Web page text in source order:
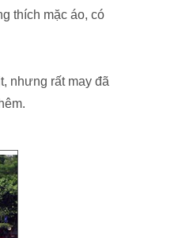
thích mặc áo, có
nhưng rất may đã